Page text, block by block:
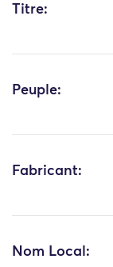
Titre:
Peuple:
Fabricant:
Nom Local: